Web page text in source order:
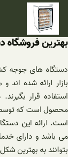
رفتن
محتوا
بهترین فروشگاه
دستگاه های جوجه
بازار ارائه شده
محصول است که توسط
است. ارائه این
می باشد و دارای
بتوانند به بهترین